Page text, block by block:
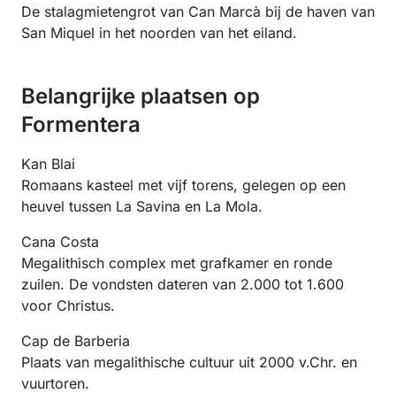
De stalagmietengrot van Can Marcà bij de haven van
San Miquel in het noorden van het eiland.
Belangrijke plaatsen op
Formentera
Kan Blai
Romaans kasteel met vijf torens, gelegen op een
heuvel tussen La Savina en La Mola.
Cana Costa
Megalithisch complex met grafkamer en ronde
zuilen. De vondsten dateren van 2.000 tot 1.600
voor Christus.
Cap de Barberia
Plaats van megalithische cultuur uit 2000 v.Chr. en
vuurtoren.